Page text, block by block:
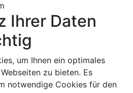
Ihrer Daten
um Ihnen ein optimales
zu bieten. Es
notwendige Cookies für den